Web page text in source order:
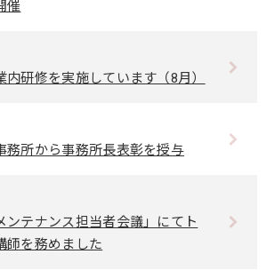
催
研修を実施しています（8月）
務所から事務所長表彰を授与
ンテナンス担当者会議」にてト
師を務めました